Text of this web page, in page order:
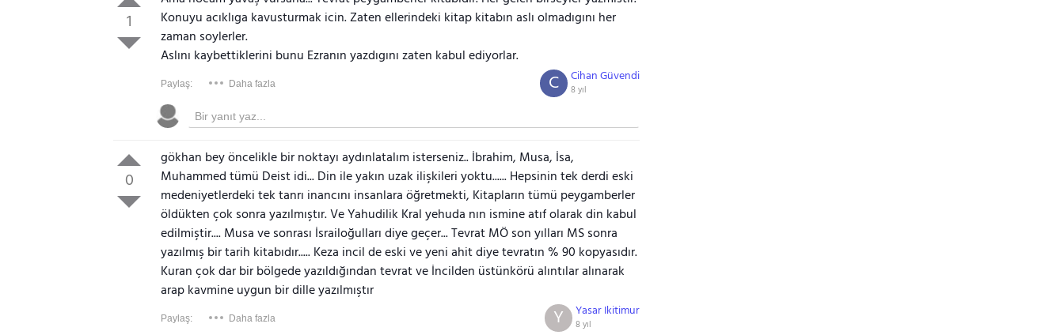
1
Konuyu acıklıga kavusturmak icin. Zaten ellerindeki kitap kitabın aslı olmadıgını her
zaman soylerler.
Aslını kaybettiklerini bunu Ezranın yazdıgını zaten kabul ediyorlar.
Paylaş: Daha fazla Cihan Güvendi
8 yıl
C
0
gökhan bey öncelikle bir noktayı aydınlatalım isterseniz.. İbrahim, Musa, İsa,
Muhammed tümü Deist idi... Din ile yakın uzak ilişkileri yoktu...... Hepsinin tek derdi eski
medeniyetlerdeki tek tanrı inancını insanlara öğretmekti, Kitapların tümü peygamberler
öldükten çok sonra yazılmıştır. Ve Yahudilik Kral yehuda nın ismine atıf olarak din kabul
edilmiştir.... Musa ve sonrası İsrailoğulları diye geçer... Tevrat MÖ son yılları MS sonra
yazılmış bir tarih kitabıdır..... Keza incil de eski ve yeni ahit diye tevratın % 90 kopyasıdır.
Kuran çok dar bir bölgede yazıldığından tevrat ve İncilden üstünkörü alıntılar alınarak
arap kavmine uygun bir dille yazılmıştır
Paylaş: Daha fazla Yasar Ikitimur
8 yıl
Y